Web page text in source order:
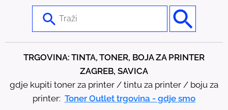
t
TRGOVINA: TINTA, TONER, BOJA ZA PRINTER
ZAGREB, SAVICA
gdje kupiti toner za printer / tintu za printer / boju za
printer: Toner Outlet trgovina - gdje smo